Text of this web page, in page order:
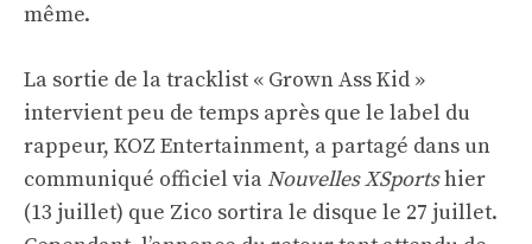
même.
La sortie de la tracklist « Grown Ass Kid »
intervient peu de temps après que le label du
rappeur, KOZ Entertainment, a partagé dans un
communiqué officiel viaNouvelles XSportshier
(13 juillet) que Zico sortira le disque le 27 juillet.